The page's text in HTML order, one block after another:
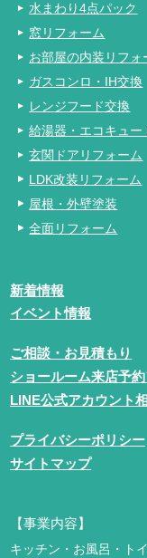
水まわり4点パック
窓リフォーム
お部屋の内装リフォ
ガスコンロ・IH交換
レンジフード交換
給湯器・エコキュー
玄関ドアリフォーム
LDK改装リフォーム
屋根・外壁塗装
全面リフォーム
新着情報
イベント情報
ご相談・お見積もり
ショールーム来店予
LINE公式アカウント
プライバシーポリシー
サイトマップ
【事業内容】
キッチン・お風呂・ト